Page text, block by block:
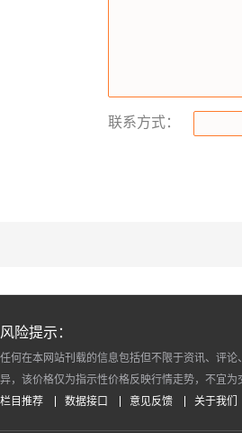
联系方式：
风险提示：
任何在本网站刊载的信息包括但不限于资讯、评
异，该价格仅为指示性价格反映行情走势，不宜
栏目推荐
数据接口 意见反馈 关于我们